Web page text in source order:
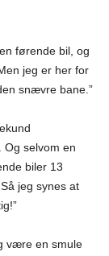
førende bil, og
jeg er her for
snævre bane.”
Og selvom en
biler 13
jeg synes at
være en smule